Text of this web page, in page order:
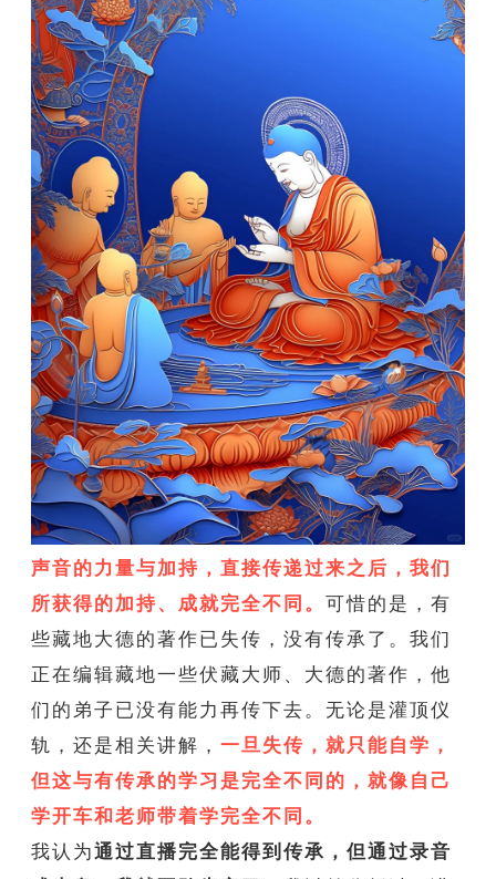
声音的力量与加持，直接传递过来之后，我们
所获得的加持、成就完全不同。 可惜的是，有
些藏地大德的著作已失传，没有传承了。我们
正在编辑藏地一些伏藏大师、大德的著作，他
们的弟子已没有能力再传下去。无论是灌顶仪
轨，还是相关讲解， 一旦失传，就只能自学，
但这与有传承的学习是完全不同的，就像自己
学开车和老师带着学完全不同。
我认为通过直播完全能得到传承，但通过录音